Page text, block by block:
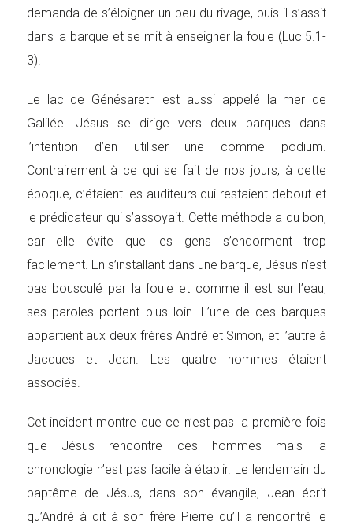
demanda de s’éloigner un peu du rivage, puis il s’assit
dans la barque et se mit à enseigner la foule (Luc 5.1-
3).
Le lac de Génésareth est aussi appelé la mer de
Galilée. Jésus se dirige vers deux barques dans
l’intention d’en utiliser une comme podium.
Contrairement à ce qui se fait de nos jours, à cette
époque, c’étaient les auditeurs qui restaient debout et
le prédicateur qui s’assoyait. Cette méthode a du bon,
car elle évite que les gens s’endorment trop
facilement. En s’installant dans une barque, Jésus n’est
pas bousculé par la foule et comme il est sur l’eau,
ses paroles portent plus loin. L’une de ces barques
appartient aux deux frères André et Simon, et l’autre à
Jacques et Jean. Les quatre hommes étaient
associés.
Cet incident montre que ce n’est pas la première fois
que Jésus rencontre ces hommes mais la
chronologie n’est pas facile à établir. Le lendemain du
baptême de Jésus, dans son évangile, Jean écrit
qu’André à dit à son frère Pierre qu’il a rencontré le